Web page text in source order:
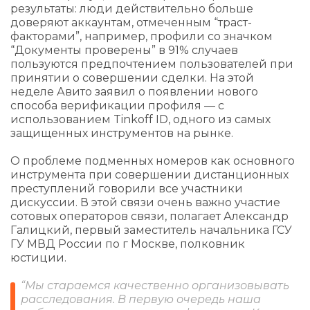
результаты: люди действительно больше
доверяют аккаунтам, отмеченным “траст-
факторами”, например, профили со значком
“Документы проверены” в 91% случаев
пользуются предпочтением пользователей при
принятии о совершении сделки. На этой
неделе Авито заявил о появлении нового
способа верификации профиля — с
использованием Tinkoff ID, одного из самых
защищенных инструментов на рынке.
О проблеме подменных номеров как основного
инструмента при совершении дистанционных
преступлений говорили все участники
дискуссии. В этой связи очень важно участие
сотовых операторов связи, полагает Александр
Галицкий, первый заместитель начальника ГСУ
ГУ МВД России по г Москве, полковник
юстиции.
“Мы стараемся качественно организовывать
расследования. В первую очередь наша